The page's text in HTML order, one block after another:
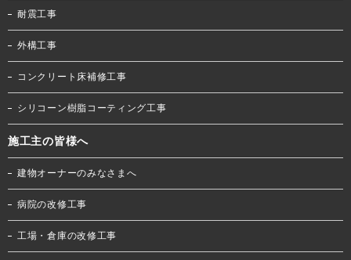
耐震工事
外構工事
コンクリート床補修工事
シリコーン樹脂コーティング工事
施工主の皆様へ
建物オーナーのみなさまへ
病院の改修工事
工場・倉庫の改修工事